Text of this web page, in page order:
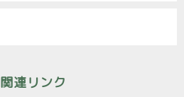
関連リンク